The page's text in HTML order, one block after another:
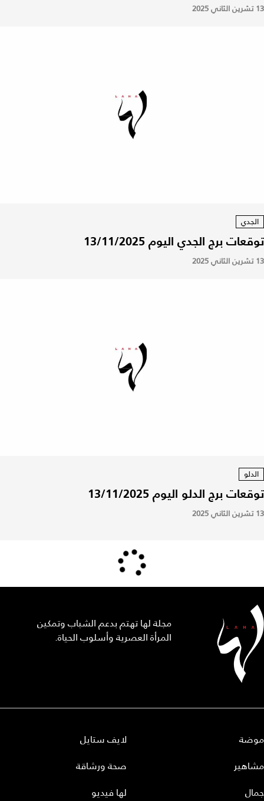
13 تشرين الثاني 2025
الجدي
توقعات برج الجدي اليوم 13/11/2025
13 تشرين الثاني 2025
الدلو
توقعات برج الدلو اليوم 13/11/2025
13 تشرين الثاني 2025
مجلة لها تهتم بدعم الشباب وتمكين
المرأة العصرية وأسلوب الحياة.
موضة
مشاهير
جمال
لايف ستايل
صحة ورشاقة
لها فيديو